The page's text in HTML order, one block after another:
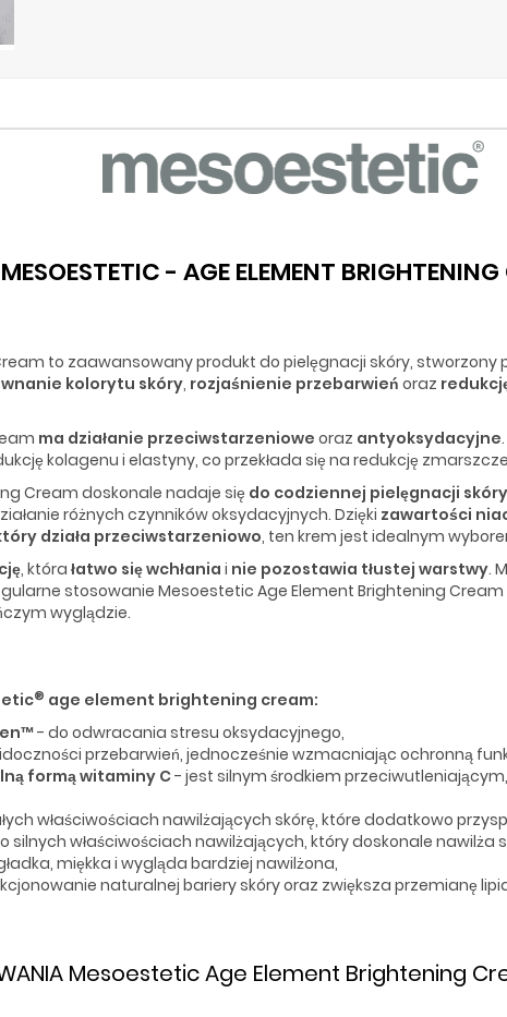
MESOESTETIC - AGE ELEMENT
to zaawansowany produkt do pielęgnacji skóry,
kolorytu skóry, rozjaśnienie przebarwień oraz
ma działanie przeciwstarzeniowe oraz antyoksydacyjne
kolagenu i elastyny, co przekłada się na redukcję
Cream doskonale nadaje się do codziennej pielęgnacji skóry
różnych czynników oksydacyjnych. Dzięki zawartości
działa przeciwstarzeniowo, ten krem jest idealnym
, która łatwo się wchłania i nie pozostawia tłustej warstwy.
stosowanie Mesoestetic Age Element Brightening
wyglądzie.
® age element brightening cream:
- do odwracania stresu oksydacyjnego,
przebarwień, jednocześnie wzmacniając ochronną
formą witaminy C- jest silnym środkiem
właściwościach nawilżających skórę, które dodatkowo
silnych właściwościach nawilżających, który doskonale nawilża
miękka i wygląda bardziej nawilżona,
naturalnej bariery skóry oraz zwiększa przemianę
Mesoestetic Age Element Brightening